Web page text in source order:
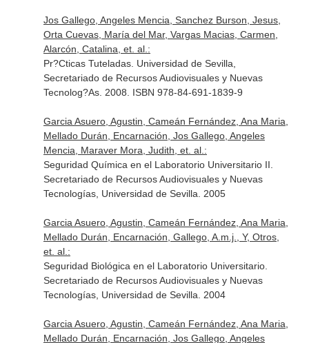
Jos Gallego, Angeles Mencia, Sanchez Burson, Jesus,
Orta Cuevas, María del Mar, Vargas Macias, Carmen,
Alarcón, Catalina, et. al.:
Pr?Cticas Tuteladas. Universidad de Sevilla,
Secretariado de Recursos Audiovisuales y Nuevas
Tecnolog?As. 2008. ISBN 978-84-691-1839-9
Garcia Asuero, Agustin, Cameán Fernández, Ana Maria,
Mellado Durán, Encarnación, Jos Gallego, Angeles
Mencia, Maraver Mora, Judith, et. al.:
Seguridad Química en el Laboratorio Universitario II.
Secretariado de Recursos Audiovisuales y Nuevas
Tecnologías, Universidad de Sevilla. 2005
Garcia Asuero, Agustin, Cameán Fernández, Ana Maria,
Mellado Durán, Encarnación, Gallego, A.m.j., Y, Otros,
et. al.:
Seguridad Biológica en el Laboratorio Universitario.
Secretariado de Recursos Audiovisuales y Nuevas
Tecnologías, Universidad de Sevilla. 2004
Garcia Asuero, Agustin, Cameán Fernández, Ana Maria,
Mellado Durán, Encarnación, Jos Gallego, Angeles